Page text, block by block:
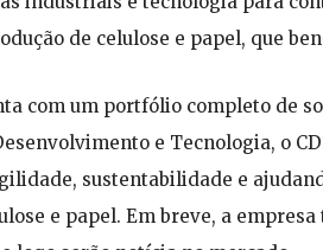
de celulose e papel, que
com um portfólio completo de
e Tecnologia, o
sustentabilidade e
e papel. Em breve, a